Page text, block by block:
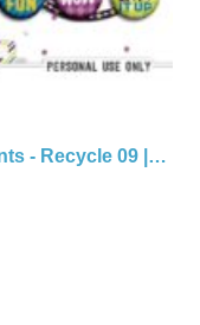
- Recycle 09 |…